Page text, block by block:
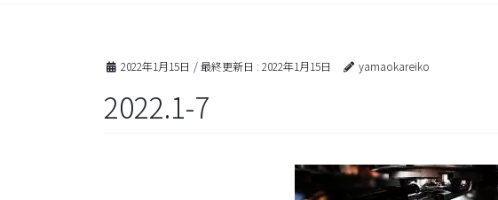
2022年1月15日 / 最終更新日 : 2022年1月15日 yamaokareiko
2022.1-7